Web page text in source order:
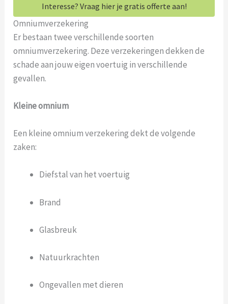
Interesse? Vraag hier je gratis offerte aan!
Omniumverzekering
Er bestaan twee verschillende soorten
omniumverzekering. Deze verzekeringen dekken de
schade aan jouw eigen voertuig in verschillende
gevallen.
Kleine omnium
Een kleine omnium verzekering dekt de volgende
zaken:
Diefstal van het voertuig
Brand
Glasbreuk
Natuurkrachten
Ongevallen met dieren